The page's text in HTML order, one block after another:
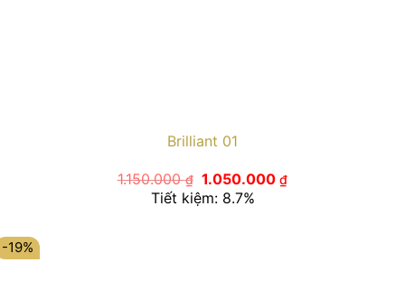
Brilliant 01
1.150.000₫ Giá
gốc
là:
1.050.000₫Giá
Tiết kiệm: 8.7%
-19%